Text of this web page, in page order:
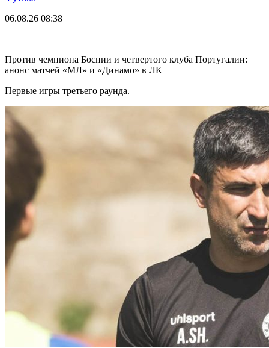
06.08.26 08:38
Против чемпиона Боснии и четвертого клуба Португалии:
анонс матчей «МЛ» и «Динамо» в ЛК
Первые игры третьего раунда.